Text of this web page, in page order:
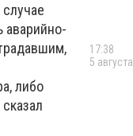
аварийно-
либо
17:38
5 августа